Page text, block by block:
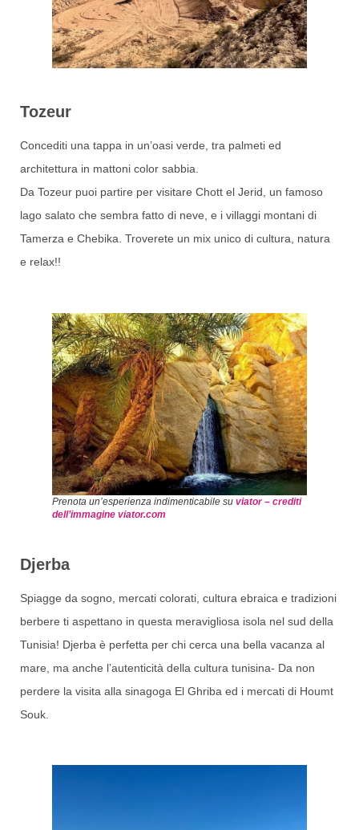
Tozeur
Concediti una tappa in un’oasi verde, tra palmeti ed
architettura in mattoni color sabbia.
Da Tozeur puoi partire per visitare Chott el Jerid, un famoso
lago salato che sembra fatto di neve, e i villaggi montani di
Tamerza e Chebika. Troverete un mix unico di cultura, natura
e relax!!
Prenota un’esperienza indimenticabile su viator – crediti
dell’immagine viator.com
Djerba
Spiagge da sogno, mercati colorati, cultura ebraica e tradizioni
berbere ti aspettano in questa meravigliosa isola nel sud della
Tunisia! Djerba è perfetta per chi cerca una bella vacanza al
mare, ma anche l’autenticità della cultura tunisina- Da non
perdere la visita alla sinagoga El Ghriba ed i mercati di Houmt
Souk.